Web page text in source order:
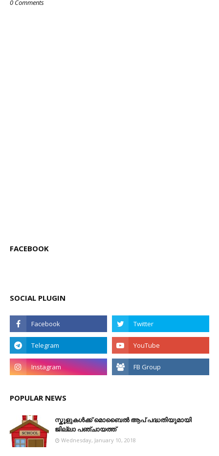
0 Comments
FACEBOOK
SOCIAL PLUGIN
POPULAR NEWS
സ്കൂളുകൾക്ക് മൊബൈൽ ആപ് പദ്ധതിയുമായി
ജില്ലാ പഞ്ചായത്ത്
Wednesday, January 10, 2018